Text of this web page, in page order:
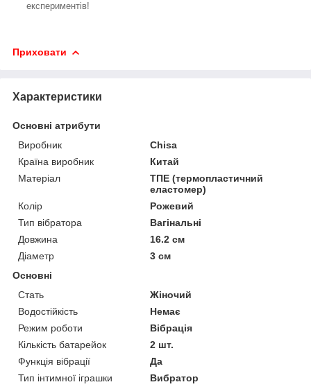
експериментів!
Приховати
Характеристики
Основні атрибути
Виробник
Chisa
Країна виробник
Китай
Матеріал
ТПЕ (термопластичний
еластомер)
Колір
Рожевий
Тип вібратора
Вагінальні
Довжина
16.2 см
Діаметр
3 см
Основні
Стать
Жіночий
Водостійкість
Немає
Режим роботи
Вібрація
Кількість батарейок
2 шт.
Функція вібрації
Да
Тип інтимної іграшки
Вибратор